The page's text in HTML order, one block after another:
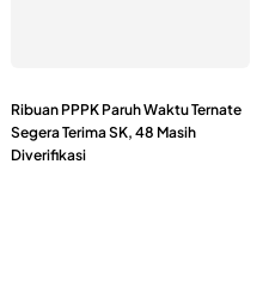
Ribuan PPPK Paruh Waktu Ternate
Segera Terima SK, 48 Masih
Diverifikasi